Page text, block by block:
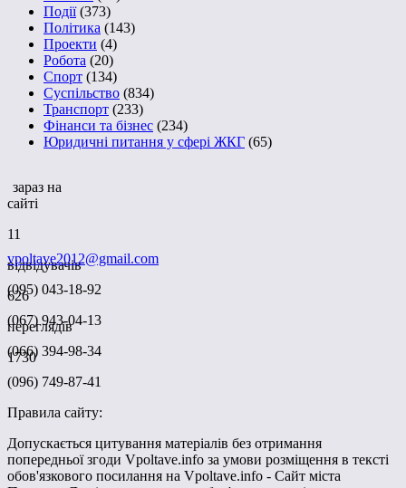
Події(373)
Політика (143)
Проекти (4)
Робота (20)
Спорт (134)
Суспільство (834)
Транспорт (233)
Фінанси та бізнес (234)
Юридичні питання у сфері ЖКГ (65)
зараз на
сайті
11
відвідувачів
626
переглядів
1730
vpoltave2012@gmail.com
(095) 043-18-92
(067) 943-04-13
(066) 394-98-34
(096) 749-87-41
Правила сайту:
Допускається цитування матеріалів без отримання
попередньої згоди Vpoltave.info за умови розміщення в тексті
обов'язкового посилання на Vpoltave.info - Сайт міста